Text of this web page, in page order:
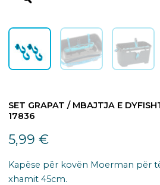
SET GRAPAT / MBAJTJA E
17836
5,99 €
Kapëse për kovën Moerman për
xhamit 45cm.